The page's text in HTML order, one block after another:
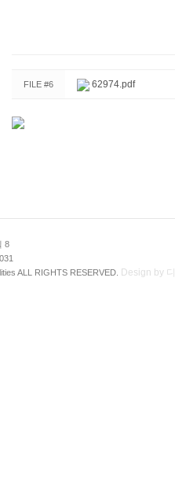
FILE #6 62974.pdf
8
ALL RIGHTS RESERVED.
Design by